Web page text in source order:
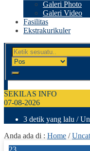
Galeri Photo
Galeri Video
Fasilitas
Ekstrakurikuler
SEKILAS INFO
07-08-2026
3 detik yang lalu /
Anda ada di : Home /
23